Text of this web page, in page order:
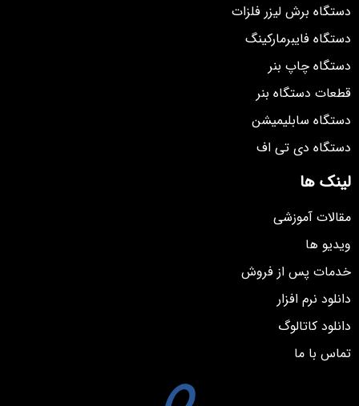
دستگاه برش لیزر فلزات
دستگاه فایبرمارکینگ
دستگاه چاپ بنر
قطعات دستگاه بنر
دستگاه سابلیمیشن
دستگاه دی تی اف
لینک ها
مقالات آموزشی
ویدیو ها
خدمات پس از فروش
دانلود نرم افزار
دانلود کاتالوگ
تماس با ما